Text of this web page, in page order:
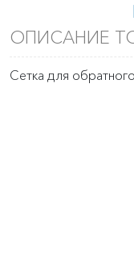
ОПИСАНИЕ
Сетка для